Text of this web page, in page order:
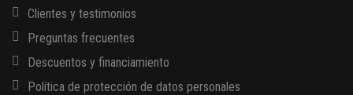
Clientes y testimonios
Preguntas frecuentes
Descuentos y financiamiento
Política de protección de datos personales